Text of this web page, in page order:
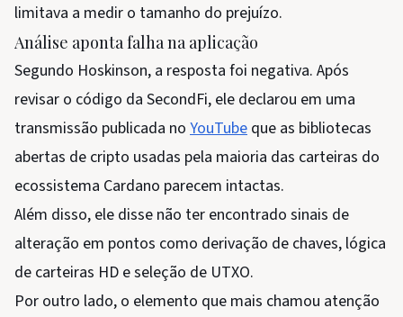
limitava a medir o tamanho do prejuízo.
Análise aponta falha na aplicação
Segundo Hoskinson, a resposta foi negativa. Após
revisar o código da SecondFi, ele declarou em uma
transmissão publicada no YouTube que as bibliotecas
abertas de cripto usadas pela maioria das carteiras do
ecossistema Cardano parecem intactas.
Além disso, ele disse não ter encontrado sinais de
alteração em pontos como derivação de chaves, lógica
de carteiras HD e seleção de UTXO.
Por outro lado, o elemento que mais chamou atenção